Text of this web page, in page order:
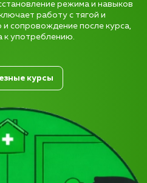
режима и навыков
работу с тягой и
и сопровождение после курса,
к употреблению.
курсы